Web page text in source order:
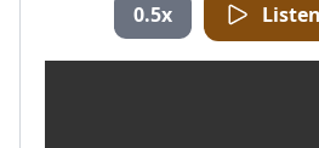
0.5x Listen